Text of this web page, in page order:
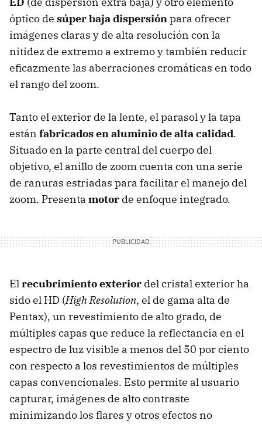
óptico de súper baja dispersiónpara ofrecer
imágenes claras y de alta resolución con la
nitidez de extremo a extremo y también reducir
eficazmente las aberraciones cromáticas en todo
el rango del zoom.
Tanto el exterior de la lente, el parasol y la tapa
están fabricados en aluminio de alta calidad.
Situado en la parte central del cuerpo del
objetivo, el anillo de zoom cuenta con una serie
de ranuras estriadas para facilitar el manejo del
zoom. Presenta motor de enfoque integrado.
Elrecubrimiento exterior del cristal exterior ha
sido el HD (High Resolution, el de gama alta de
Pentax), un revestimiento de alto grado, de
múltiples capas que reduce la reflectancia en el
espectro de luz visible a menos del 50 por ciento
con respecto a los revestimientos de múltiples
capas convencionales. Esto permite al usuario
capturar, imágenes de alto contraste
minimizando los flares y otros efectos no